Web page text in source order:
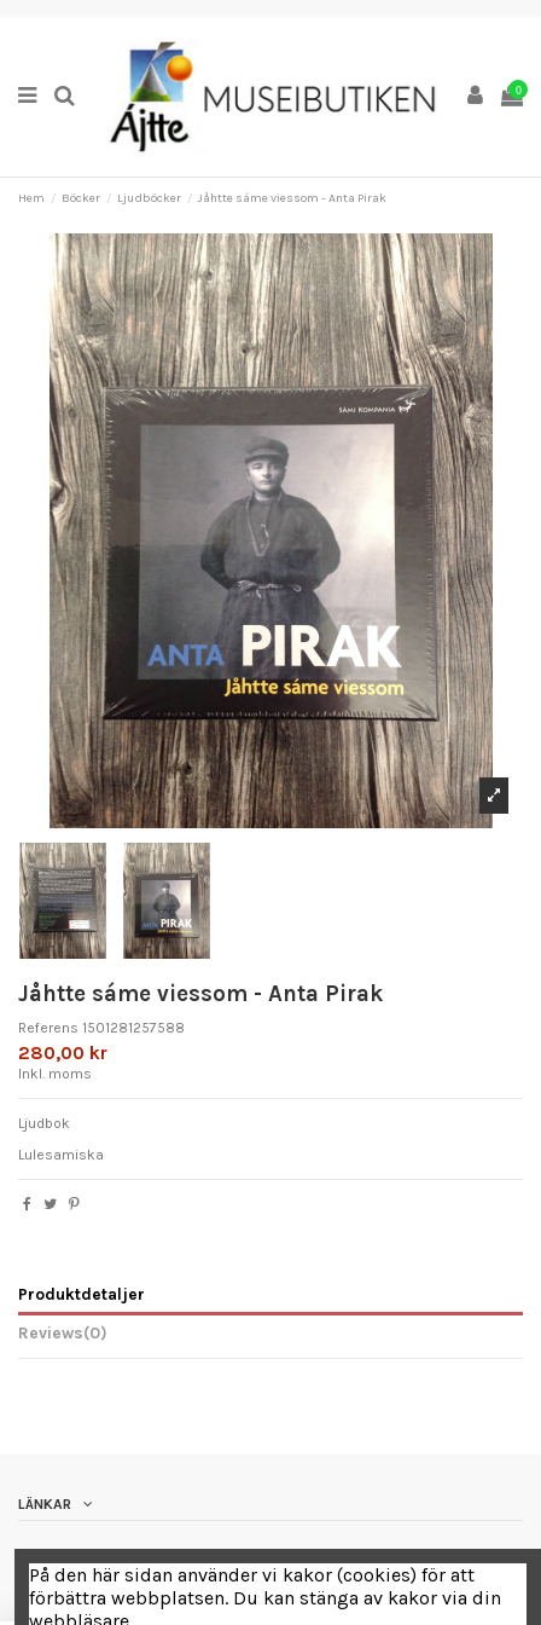
0
Hem Böcker Ljudböcker Jåhtte sáme viessom - Anta Pirak
Jåhtte sáme viessom - Anta Pirak
Referens 1501281257588
280,00 kr
Inkl. moms
Ljudbok
Lulesamiska
Produktdetaljer
Reviews(0)
LÄNKAR
På den här sidan använder vi kakor (cookies) för att
förbättra webbplatsen. Du kan stänga av kakor via din